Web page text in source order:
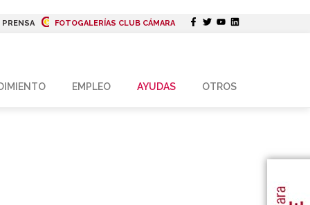
PRENSA FOTOGALERÍAS CLUB CÁMARA
EMPLEO AYUDAS OTROS